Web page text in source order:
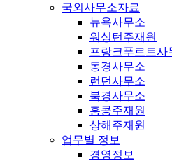
국외사무소자료
뉴욕사무소
워싱턴주재원
프랑크푸르트사
동경사무소
런던사무소
북경사무소
홍콩주재원
상해주재원
업무별 정보
경영정보